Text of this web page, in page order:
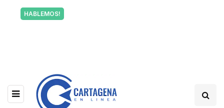
HABLEMOS!